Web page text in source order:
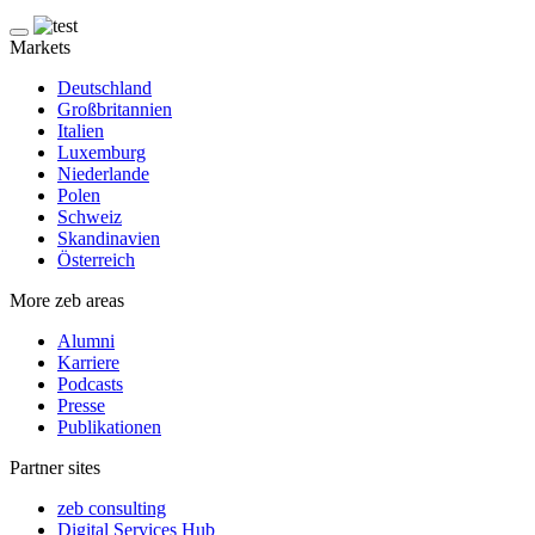
Markets
Deutschland
Großbritannien
Italien
Luxemburg
Niederlande
Polen
Schweiz
Skandinavien
Österreich
More zeb areas
Alumni
Karriere
Podcasts
Presse
Publikationen
Partner sites
zeb consulting
Digital Services Hub